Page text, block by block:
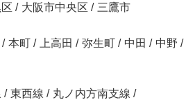
/ 大阪市中央区 / 三鷹市
/ 本町 / 上高田 / 弥生町 / 中田 / 中野 /
/ 東西線 / 丸ノ内方南支線 /